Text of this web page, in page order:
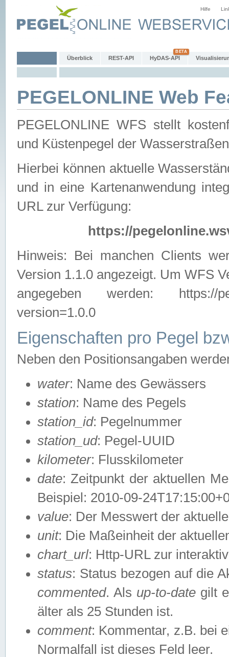
Hilfe
Überblick REST-API HyDAS-API
PEGELONLINE Web
PEGELONLINE WFS stellt
und Küstenpegel der
Hierbei können aktuelle
und in eine Kartenanwendung
URL zur Verfügung:
https://
Hinweis: Bei manchen Clients
Version 1.1.0 angezeigt. Um WFS
angegeben werden: https://
version=1.0.0
Eigenschaften pro Pegel
Neben den Positionsangaben
water: Name des Gewässers
station: Name des Pegels
station_id: Pegelnummer
station_ud: Pegel-UUID
kilometer: Flusskilometer
date: Zeitpunkt der aktuellen
Beispiel: 2010-09-
value: Der Messwert der
unit: Die Maßeinheit der
chart_url: Http-URL zur
status: Status bezogen auf die
commented. Als up-to-date gilt
älter als 25 Stunden ist.
comment: Kommentar, z.B. bei
Normalfall ist dieses Feld leer.